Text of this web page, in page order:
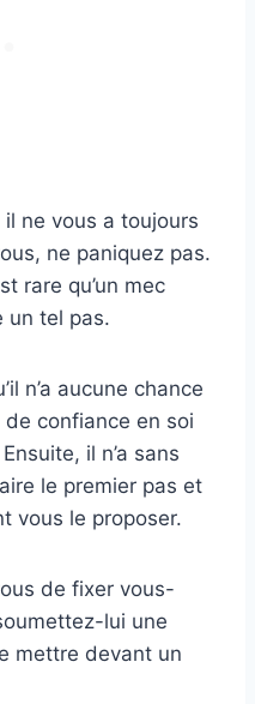
ne vous a toujours
ne paniquez pas.
rare qu’un mec
un tel pas.
n’a aucune chance
confiance en soi
il n’a sans
le premier pas et
vous le proposer.
de fixer vous-
lui une
mettre devant un